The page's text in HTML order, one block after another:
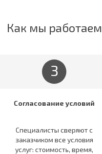
Как мы работаем
3
Согласование условий
Специалисты сверяют c
заказчиком все условия
услуг: стоимость, время,